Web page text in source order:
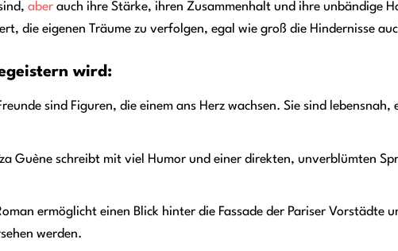
aber auch ihre Stärke, ihren Zusammenhalt und ihre unbändige
die eigenen Träume zu verfolgen, egal wie groß die Hindernisse
wird:
sind Figuren, die einem ans Herz wachsen. Sie sind
Guène schreibt mit viel Humor und einer direkten, unverblümten
ermöglicht einen Blick hinter die Fassade der Pariser Vorstädte
werden.